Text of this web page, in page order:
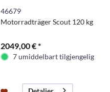
46679
Motorradträger Scout 120 kg
2049,00 € *
7 umiddelbart tilgjengelig